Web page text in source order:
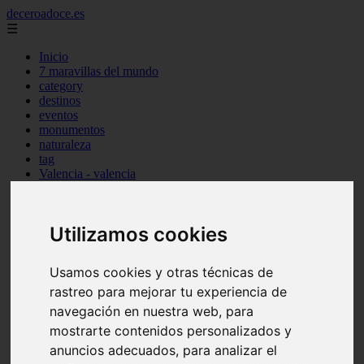
Utilizamos cookies
Usamos cookies y otras técnicas de
rastreo para mejorar tu experiencia de
navegación en nuestra web, para
mostrarte contenidos personalizados y
anuncios adecuados, para analizar el
deceroadoce.es
☰
Inicio
7 maravillas del mundo
category
destinos
eventos
monumentos
naturaleza
tag
Valencia - valencia
Sevilla - bormujos
Santa-cruz-de-tenerife - santiago-del-teide
Murcia - murcia
Alicante - benidorm
Alicante - finestrat
Almería - mojácar
Alicante - orihuela
Huesca - jaca